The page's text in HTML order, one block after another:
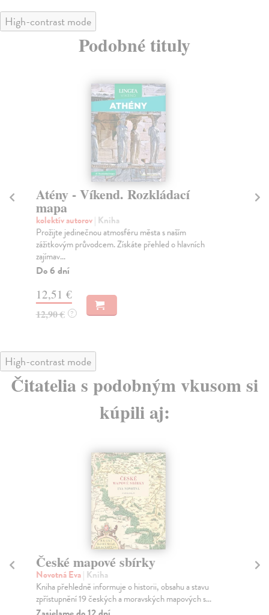
High-contrast mode
Podobné tituly
Atény - Víkend. Rozkládací
mapa
kolektív autorov| Kniha
Prožijte jedinečnou atmosféru města s naším
zážitkovým průvodcem. Získáte přehled o hlavních
zajímav...
Do 6 dní
12,51 €
12,90 € ?
High-contrast mode
Čitatelia s podobným vkusom si
kúpili aj:
České mapové sbírky
Novotná Eva| Kniha
Kniha přehledně informuje o historii, obsahu a stavu
zpřístupnění 19 českých a moravských mapových s...